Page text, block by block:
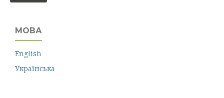
МОВА
English
Українська